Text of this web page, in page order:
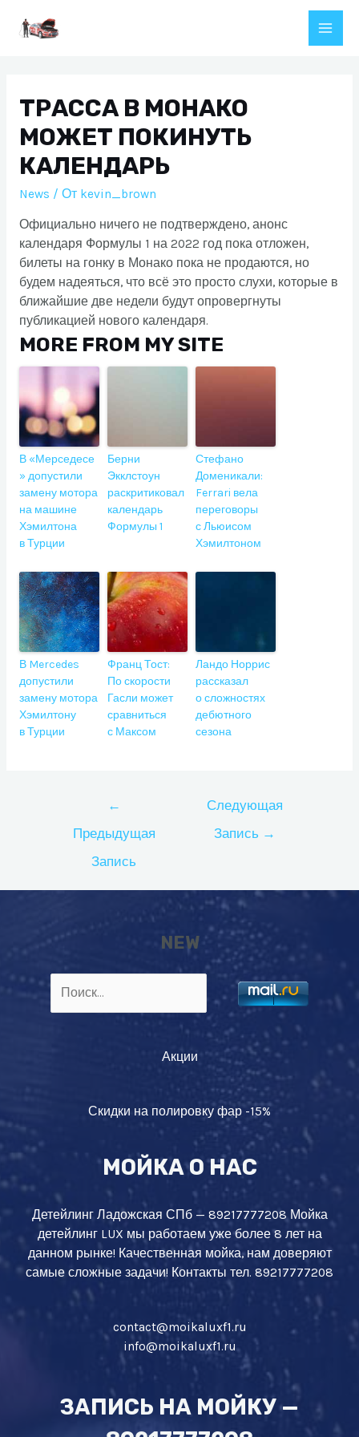
Main
ТРАССА В МОНАКО
МОЖЕТ ПОКИНУТЬ
КАЛЕНДАРЬ
News / От kevin_brown
Официально ничего не подтверждено, анонс
календаря Формулы 1 на 2022 год пока отложен,
билеты на гонку в Монако пока не продаются, но
будем надеяться, что всё это просто слухи, которые в
ближайшие две недели будут опровергнуты
публикацией нового календаря.
MORE FROM MY SITE
В «Мерседесе
» допустили
замену мотора
на машине
Хэмилтона
в Турции
Берни
Экклстоун
раскритиковал
календарь
Формулы 1
Стефано
Доменикали:
Ferrari вела
переговоры
с Льюисом
Хэмилтоном
В Mercedes
допустили
замену мотора
Хэмилтону
в Турции
Франц Тост:
По скорости
Гасли может
сравниться
с Максом
Ландо Норрис
рассказал
о сложностях
дебютного
сезона
записям
←
Предыдущая
Запись
Следующая
Запись →
NEW
Акции
Скидки на полировку фар -15%
МОЙКА О НАС
Детейлинг Ладожская СПб — 89217777208 Мойка
детейлинг LUX мы работаем уже более 8 лет на
данном рынке! Качественная мойка, нам доверяют
самые сложные задачи! Контакты тел. 89217777208
contact@moikaluxf1.ru
info@moikaluxf1.ru
ЗАПИСЬ НА МОЙКУ —